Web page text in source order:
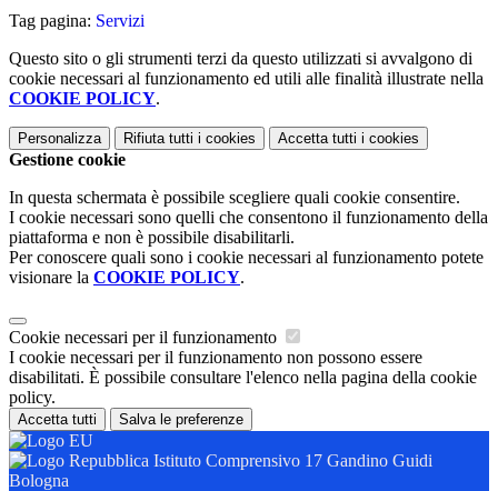
Tag pagina: Servizi
Questo sito o gli strumenti terzi da questo utilizzati si avvalgono di
cookie necessari al funzionamento ed utili alle finalità illustrate nella
COOKIE POLICY.
Personalizza Rifiuta tutti i cookies Accetta tutti i cookies
Gestione cookie
In questa schermata è possibile scegliere quali cookie consentire.
I cookie necessari sono quelli che consentono il funzionamento della
piattaforma e non è possibile disabilitarli.
Per conoscere quali sono i cookie necessari al funzionamento potete
visionare la COOKIE POLICY.
Cookie necessari per il funzionamento
I cookie necessari per il funzionamento non possono essere
disabilitati. È possibile consultare l'elenco nella pagina della cookie
policy.
Accetta tutti Salva le preferenze
Istituto Comprensivo 17 Gandino Guidi
Bologna